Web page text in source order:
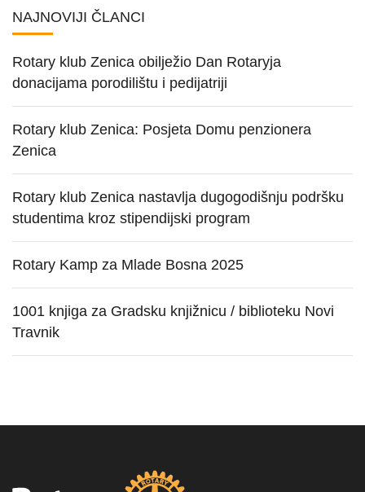
NAJNOVIJI ČLANCI
Rotary klub Zenica obilježio Dan Rotaryja
donacijama porodilištu i pedijatriji
Rotary klub Zenica: Posjeta Domu penzionera
Zenica
Rotary klub Zenica nastavlja dugogodišnju podršku
studentima kroz stipendijski program
Rotary Kamp za Mlade Bosna 2025
1001 knjiga za Gradsku knjižnicu / biblioteku Novi
Travnik